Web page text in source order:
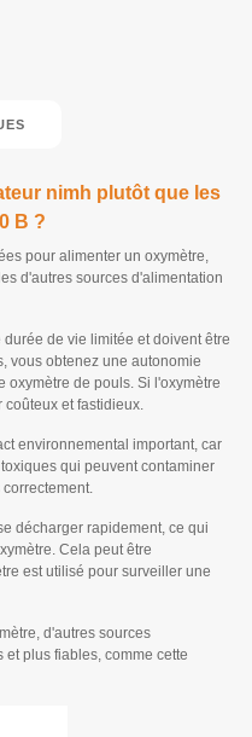
nimh plutôt que les
B ?
pour alimenter un oxymètre,
d'autres sources d'alimentation
durée de vie limitée et doivent être
vous obtenez une autonomie
oxymètre de pouls. Si l'oxymètre
coûteux et fastidieux.
environnemental important, car
qui peuvent contaminer
décharger rapidement, ce qui
Cela peut être
est utilisé pour surveiller une
d'autres sources
plus fiables, comme cette